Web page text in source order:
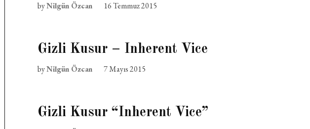
byNilgün Özcan 16 Temmuz 2015
Gizli Kusur – Inherent Vice
byNilgün Özcan 7 Mayıs 2015
Gizli Kusur “Inherent Vice”